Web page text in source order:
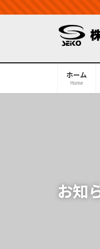
ン
へ
ビ
ョ
ホーム
Home
お知